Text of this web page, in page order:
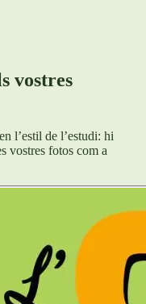
vostres
l’estil de l’estudi: hi
vostres fotos com a